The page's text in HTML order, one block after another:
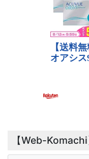
【Web-